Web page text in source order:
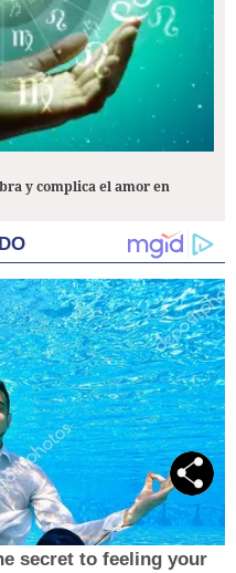
y complica el amor en
secret to feeling your